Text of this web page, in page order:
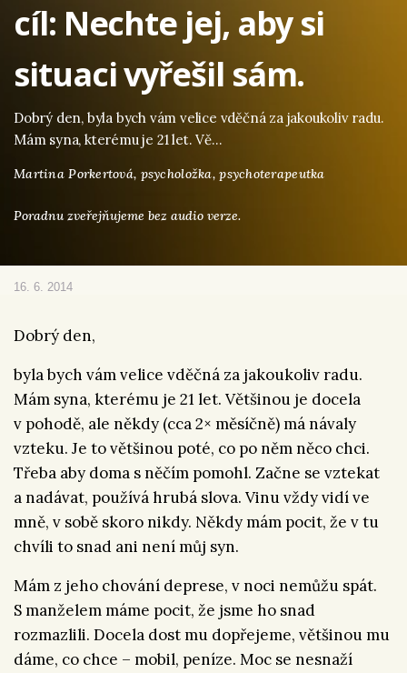
cíl: Nechte jej, aby si
situaci vyřešil sám.
Dobrý den, byla bych vám velice vděčná za jakoukoliv radu.
Mám syna, kterému je 21 let. Vě…
Martina Porkertová, psycholožka, psychoterapeutka
Poradnu zveřejňujeme bez audio verze.
16. 6. 2014
Dobrý den,
byla bych vám velice vděčná za jakoukoliv radu.
Mám syna, kterému je 21 let. Většinou je docela
v pohodě, ale někdy (cca 2× měsíčně) má návaly
vzteku. Je to většinou poté, co po něm něco chci.
Třeba aby doma s něčím pomohl. Začne se vztekat
a nadávat, používá hrubá slova. Vinu vždy vidí ve
mně, v sobě skoro nikdy. Někdy mám pocit, že v tu
chvíli to snad ani není můj syn.
Mám z jeho chování deprese, v noci nemůžu spát.
S manželem máme pocit, že jsme ho snad
rozmazlili. Docela dost mu dopřejeme, většinou mu
dáme, co chce – mobil, peníze. Moc se nesnaží